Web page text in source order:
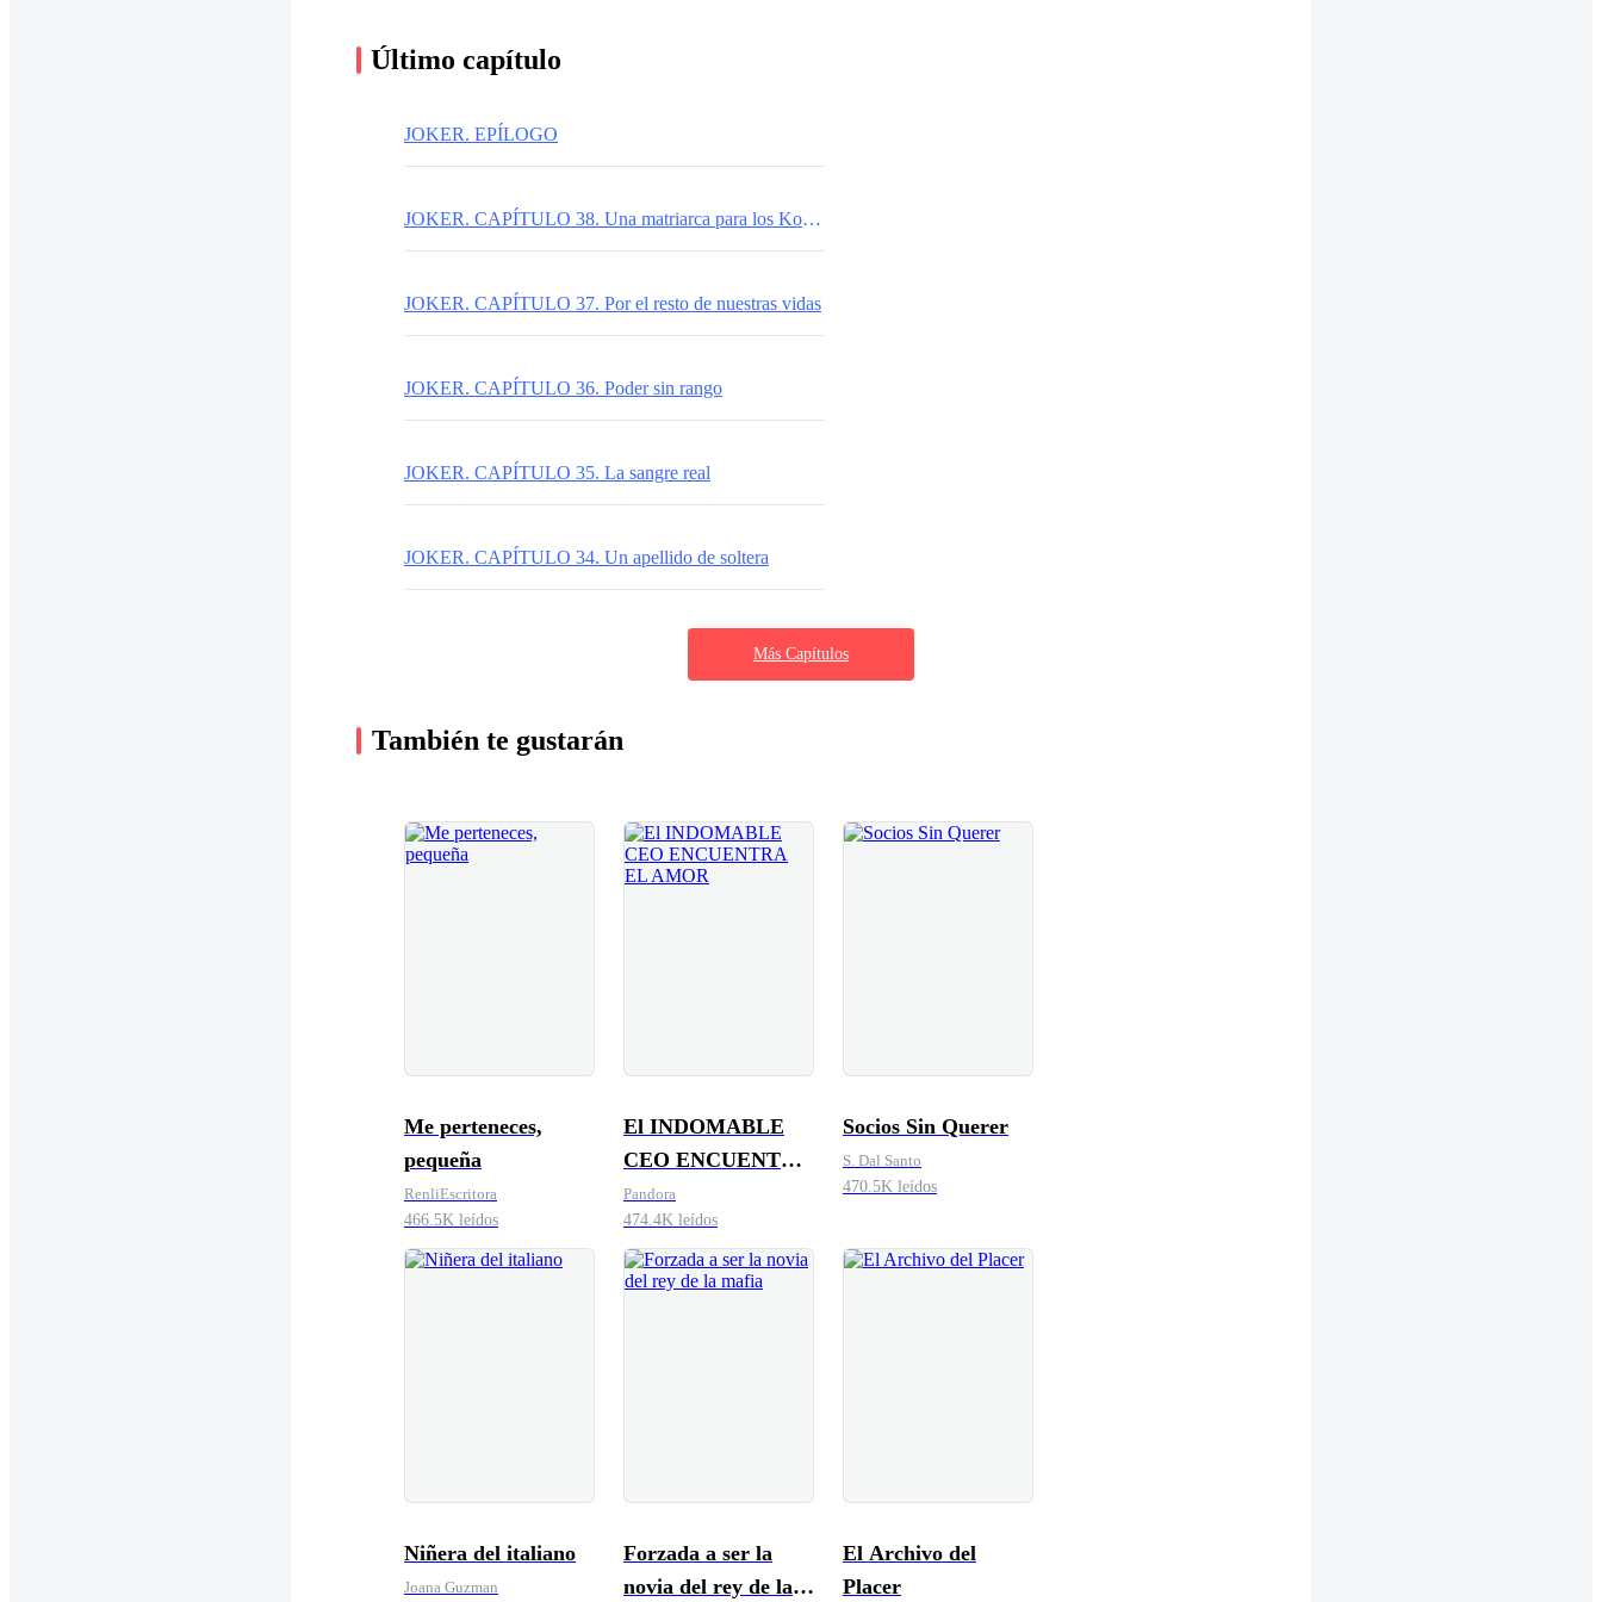
Último capítulo
JOKER. EPÍLOGO
JOKER. CAPÍTULO 38. Una matriarca para los Kobayashi
JOKER. CAPÍTULO 37. Por el resto de nuestras vidas
JOKER. CAPÍTULO 36. Poder sin rango
JOKER. CAPÍTULO 35. La sangre real
JOKER. CAPÍTULO 34. Un apellido de soltera
Más Capítulos
También te gustarán
Me perteneces,
pequeña
RenliEscritora
466.5K leídos
El INDOMABLE
CEO ENCUENTRA
EL AMOR
Pandora
474.4K leídos
Socios Sin Querer
S. Dal Santo
470.5K leídos
Niñera del italiano
Joana Guzman
Forzada a ser la
novia del rey de la
El Archivo del
Placer